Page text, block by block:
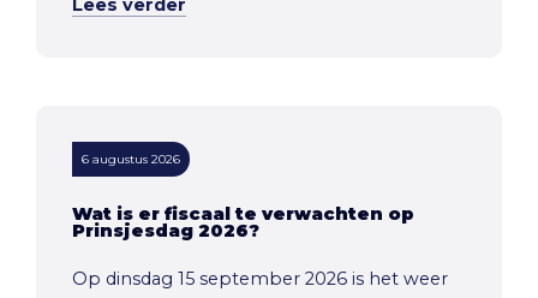
Lees verder
6 augustus 2026
Wat is er fiscaal te verwachten op
Prinsjesdag 2026?
Op dinsdag 15 september 2026 is het weer